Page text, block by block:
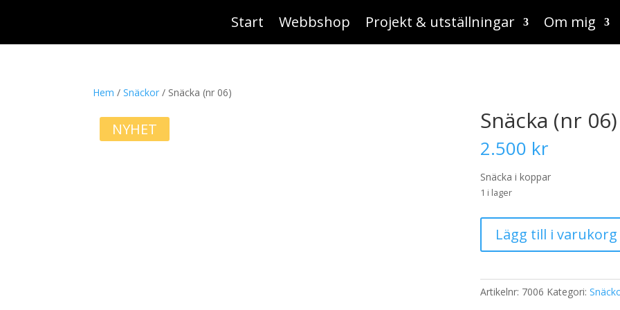
Start Webbshop Projekt & utställningar Om mig
Hem /Snäckor / Snäcka (nr 06)
NYHET Snäcka (nr 06)
2.500 kr
Snäcka i koppar
1 i lager
06)
Lägg till i varukorg
Artikelnr: 7006 Kategori: